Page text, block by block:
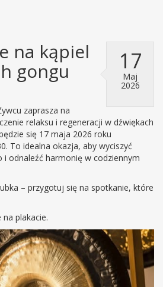
17
Maj
2026
na kąpiel
gongu
zaprasza na
relaksu i regeneracji w dźwiękach
się 17 maja 2026 roku
To idealna okazja, aby wyciszyć
i odnaleźć harmonię w codziennym
– przygotuj się na spotkanie, które
plakacie.